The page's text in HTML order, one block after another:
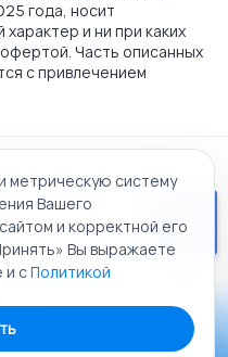
года, носит
и ни при каких
Часть описанных
с привлечением
персональных
дом»
Все права защищены.
метрическую систему
Вашего
и корректной его
Вы выражаете
и сПолитикой
ЭТП РАД Lot-online